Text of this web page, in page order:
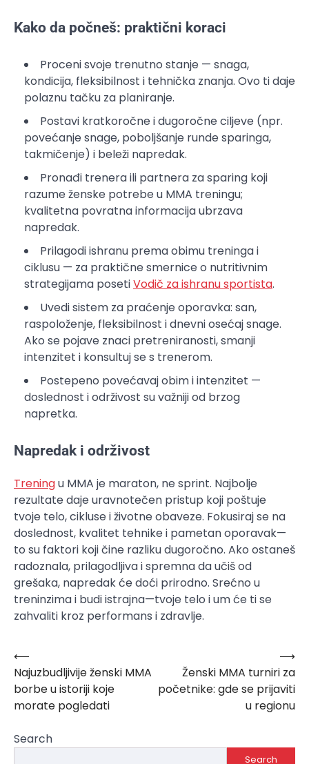
Kako da počneš: praktični koraci
Proceni svoje trenutno stanje — snaga,
kondicija, fleksibilnost i tehnička znanja. Ovo ti daje
polaznu tačku za planiranje.
Postavi kratkoročne i dugoročne ciljeve (npr.
povećanje snage, poboljšanje runde sparinga,
takmičenje) i beleži napredak.
Pronađi trenera ili partnera za sparing koji
razume ženske potrebe u MMA treningu;
kvalitetna povratna informacija ubrzava
napredak.
Prilagodi ishranu prema obimu treninga i
ciklusu — za praktične smernice o nutritivnim
strategijama posetiVodič za ishranu sportista.
Uvedi sistem za praćenje oporavka: san,
raspoloženje, fleksibilnost i dnevni osećaj snage.
Ako se pojave znaci pretreniranosti, smanji
intenzitet i konsultuj se s trenerom.
Postepeno povećavaj obim i intenzitet —
doslednost i održivost su važniji od brzog
napretka.
Napredak i održivost
Treningu MMA je maraton, ne sprint. Najbolje
rezultate daje uravnotečen pristup koji poštuje
tvoje telo, cikluse i životne obaveze. Fokusiraj se na
doslednost, kvalitet tehnike i pametan oporavak—
to su faktori koji čine razliku dugoročno. Ako ostaneš
radoznala, prilagodljiva i spremna da učiš od
grešaka, napredak će doći prirodno. Srećno u
treninzima i budi istrajna—tvoje telo i um će ti se
zahvaliti kroz performans i zdravlje.
Post
navigation
⟵
Najuzbudljivije ženski MMA
borbe u istoriji koje
morate pogledati
Ženski MMA turniri za
početnike: gde se prijaviti
u regionu
⟶
Search
Search